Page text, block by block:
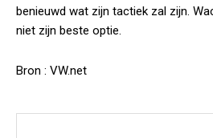
benieuwd wat zijn tactiek zal zijn.
niet zijn beste optie.
Bron : VW.net